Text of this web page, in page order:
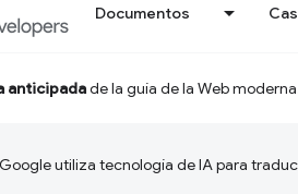
Documentos
anticipadade la guía de la Web
Google utiliza tecnología de IA para